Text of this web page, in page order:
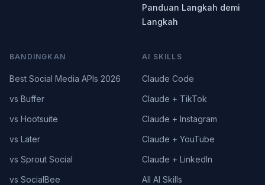
Panduan Langkah demi
Langkah
BANDINGKAN
Best Social Media APIs 2026
vs Buffer
vs Hootsuite
vs Later
vs Sprout Social
vs SocialBee
AI SKILLS
Claude Code
Claude + TikTok
Claude + Instagram
Claude + YouTube
Claude + LinkedIn
All AI Skills